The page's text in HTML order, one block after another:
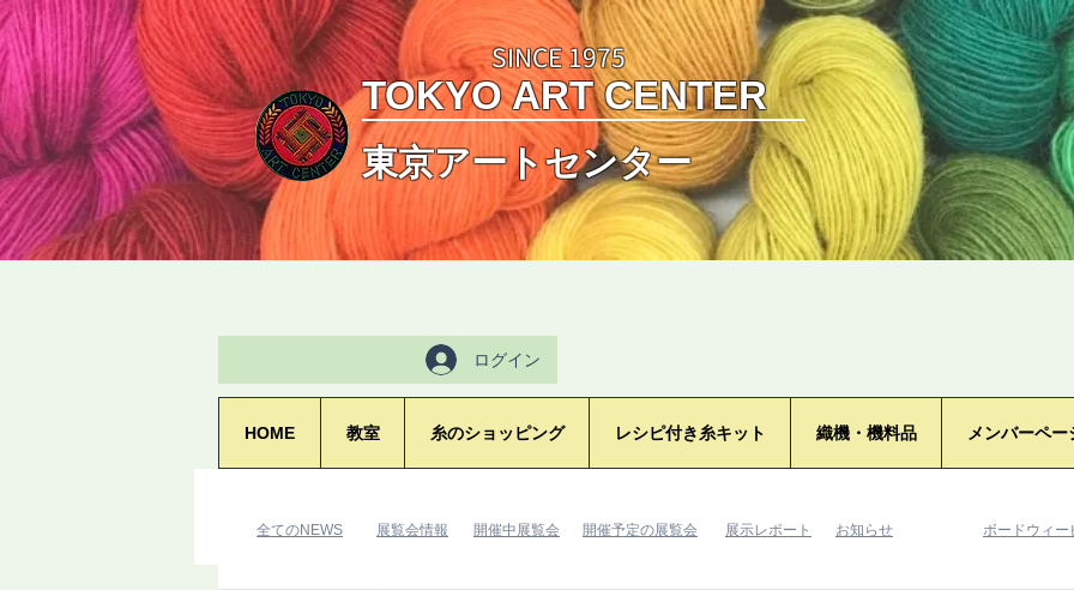
SINCE 1975
TOKYO ART CENTER
東京アートセンター
ログイン
HOME 教室 糸のショッピング レシピ付き糸キット 織機・機料品 メンバーペー
​全てのNEWS ​展覧会情報 ​展示レポート ​お知らせ
​開催中展覧会 ​開催予定の展覧会 ボードウィー